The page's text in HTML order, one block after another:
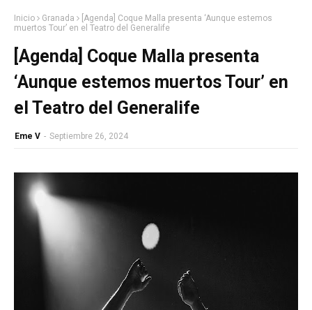
Inicio Granada
[Agenda] Coque Malla presenta ‘Aunque estemos
muertos Tour’ en el Teatro del Generalife
[Agenda] Coque Malla presenta
‘Aunque estemos muertos Tour’ en
el Teatro del Generalife
Eme V - Septiembre 26, 2024